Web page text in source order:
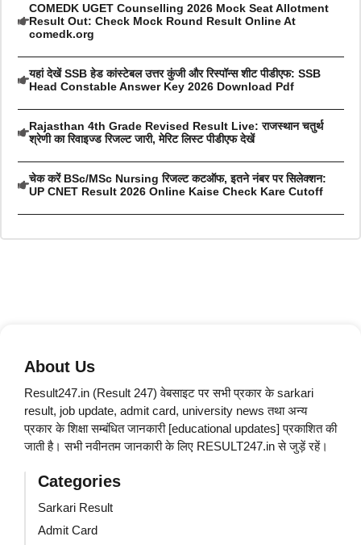
COMEDK UGET Counselling 2026 Mock Seat Allotment
Result Out: Check Mock Round Result Online At
comedk.org
यहां देखें SSB हेड कांस्टेबल उत्तर कुंजी और रिस्पॉन्स शीट पीडीएफ: SSB
Head Constable Answer Key 2026 Download Pdf
Rajasthan 4th Grade Revised Result Live: राजस्थान चतुर्थ
श्रेणी का रिवाइज्ड रिजल्ट जारी, मेरिट लिस्ट पीडीएफ देखें
चेक करें BSc/MSc Nursing रिजल्ट कटऑफ, इतने नंबर पर सिलेक्शन:
UP CNET Result 2026 Online Kaise Check Kare Cutoff
About Us
Result247.in (Result 247) वेबसाइट पर सभी प्रकार के sarkari
result, job update, admit card, university news तथा अन्य
प्रकार के शिक्षा सम्बंधित जानकारी [educational updates] प्रकाशित की
जाती है। सभी नवीनतम जानकारी के लिए RESULT247.in से जुड़ें रहें।
Categories
Sarkari Result
Admit Card